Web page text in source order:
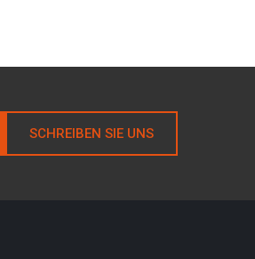
SCHREIBEN SIE UNS